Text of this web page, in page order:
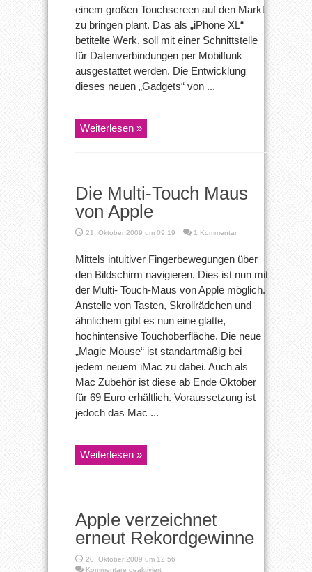
einem großen Touchscreen auf den Markt
zu bringen plant. Das als „iPhone XL“
betitelte Werk, soll mit einer Schnittstelle
für Datenverbindungen per Mobilfunk
ausgestattet werden. Die Entwicklung
dieses neuen „Gadgets“ von ...
Weiterlesen »
Die Multi-Touch Maus
von Apple
21. Oktober 2009 um 09:19 1 Kommentar
Mittels intuitiver Fingerbewegungen über
den Bildschirm navigieren. Dies ist nun mit
der Multi- Touch-Maus von Apple möglich.
Anstelle von Tasten, Skrollrädchen und
ähnlichem gibt es nun eine glatte,
hochintensive Touchoberfläche. Die neue
„Magic Mouse“ ist standartmäßig bei
jedem neuem iMac zu dabei. Auch als
Mac Zubehör ist diese ab Ende Oktober
für 69 Euro erhältlich. Voraussetzung ist
jedoch das Mac ...
Weiterlesen »
Apple verzeichnet
erneut Rekordgewinne
20. Oktober 2009 um 12:56
Kommentare deaktiviertfür